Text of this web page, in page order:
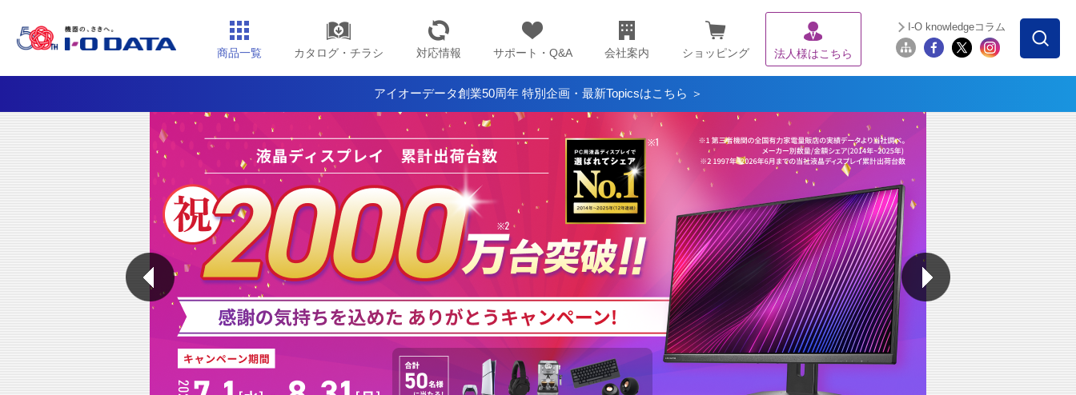
商品一覧 カタログ・チラシ 対応情報 サポート・Q&A 会社案内 ショッピング 法人様はこちら
I-O knowledgeコラム
アイオーデータ創業50周年 特別企画・最新Topicsはこちら ＞